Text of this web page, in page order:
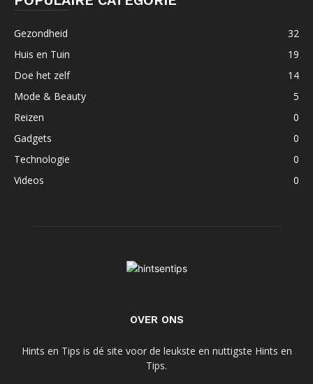
Gezondheid
32
Huis en Tuin
19
Doe het zelf
14
Mode & Beauty
5
Reizen
0
Gadgets
0
Technologie
0
Videos
0
OVER ONS
Hints en Tips is dé site voor de leukste en nuttigste Hints en
Tips.